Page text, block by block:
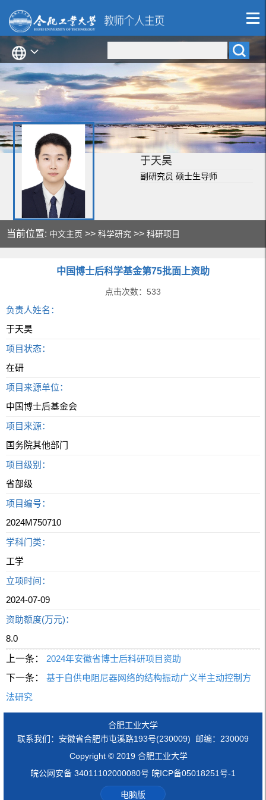
于天昊
副研究员 硕士生导师
当前位置: 中文主页 >>科学研究 >>科研项目
中国博士后科学基金第75批面上资助
点击次数： 533
负责人姓名：
于天昊
项目状态：
在研
项目来源单位：
中国博士后基金会
项目来源：
国务院其他部门
项目级别：
省部级
项目编号：
2024M750710
学科门类：
工学
立项时间：
2024-07-09
资助额度(万元)：
8.0
上一条：
2024年安徽省博士后科研项目资助
下一条：
基于自供电阻尼器网络的结构振动广义半主动控制方
法研究
合肥工业大学
联系我们：安徽省合肥市屯溪路193号(230009) 邮编：230009
Copyright © 2019 合肥工业大学
皖公网安备 34011102000080号 皖ICP备05018251号-1
电脑版